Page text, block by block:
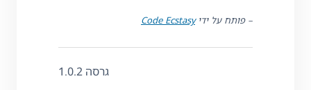
– פותח על ידיCode Ecstasy
גרסה 1.0.2